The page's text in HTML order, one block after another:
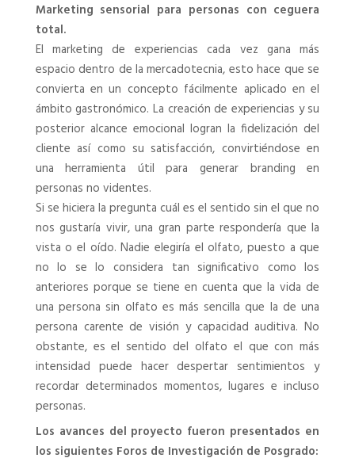
Marketing sensorial para personas con ceguera
total.
El marketing de experiencias cada vez gana más
espacio dentro de la mercadotecnia, esto hace que se
convierta en un concepto fácilmente aplicado en el
ámbito gastronómico. La creación de experiencias y su
posterior alcance emocional logran la fidelización del
cliente así como su satisfacción, convirtiéndose en
una herramienta útil para generar branding en
personas no videntes.
Si se hiciera la pregunta cuál es el sentido sin el que no
nos gustaría vivir, una gran parte respondería que la
vista o el oído. Nadie elegiría el olfato, puesto a que
no lo se lo considera tan significativo como los
anteriores porque se tiene en cuenta que la vida de
una persona sin olfato es más sencilla que la de una
persona carente de visión y capacidad auditiva. No
obstante, es el sentido del olfato el que con más
intensidad puede hacer despertar sentimientos y
recordar determinados momentos, lugares e incluso
personas.
Los avances del proyecto fueron presentados en
los siguientes Foros de Investigación de Posgrado: